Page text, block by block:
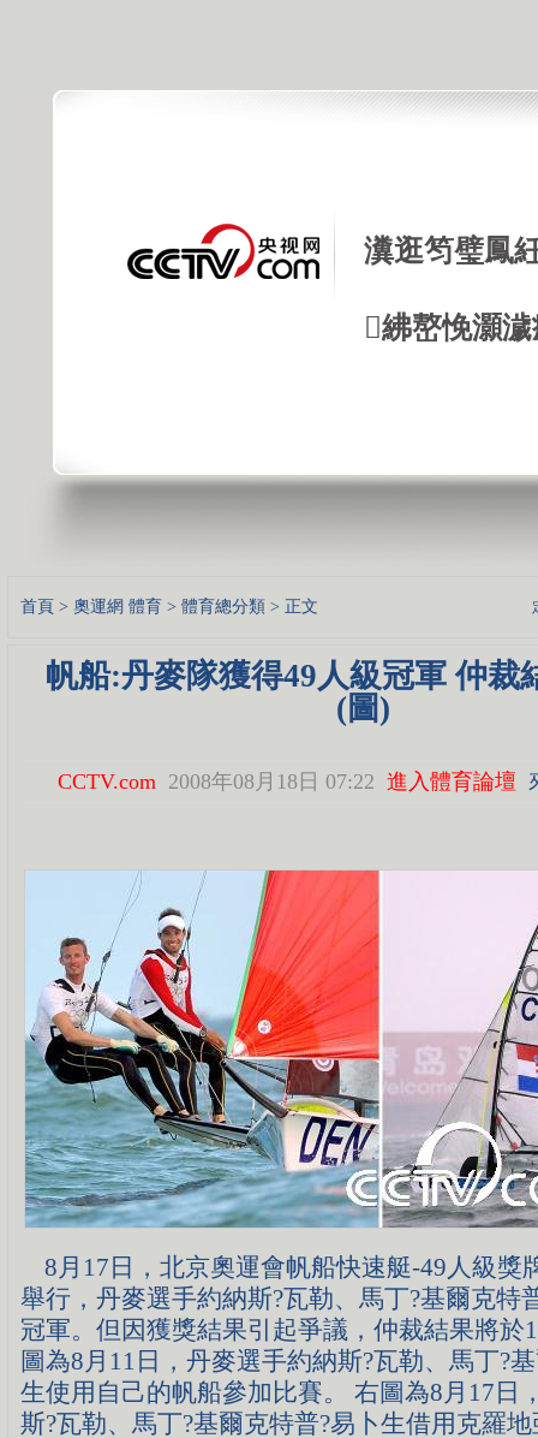
瀵逛笉璧鳳
紼嶅悗灝
首頁 > 奧運網 體育 > 體育總分類 > 正文
帆船:丹麥隊獲得49人級冠軍 仲裁
(圖)
CCTV.com 2008年08月18日 07:22 進入體育論壇
8月17日，北京奧運會帆船快速艇-49人級獎
舉行，丹麥選手約納斯?瓦勒、馬丁?基爾克特
冠軍。但因獲獎結果引起爭議，仲裁結果將於
圖為8月11日，丹麥選手約納斯?瓦勒、馬丁?
生使用自己的帆船參加比賽。 右圖為8月17日
斯?瓦勒、馬丁?基爾克特普?易卜生借用克羅